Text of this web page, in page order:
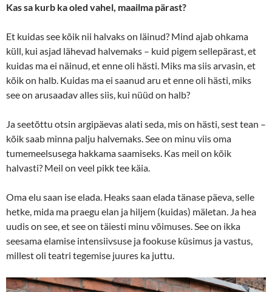
Kas sa kurb ka oled vahel, maailma pärast?
Et kuidas see kõik nii halvaks on läinud? Mind ajab ohkama
küll, kui asjad lähevad halvemaks – kuid pigem sellepärast, et
kuidas ma ei näinud, et enne oli hästi. Miks ma siis arvasin, et
kõik on halb. Kuidas ma ei saanud aru et enne oli hästi, miks
see on arusaadav alles siis, kui nüüd on halb?
Ja seetõttu otsin argipäevas alati seda, mis on hästi, sest tean –
kõik saab minna palju halvemaks. See on minu viis oma
tumemeelsusega hakkama saamiseks. Kas meil on kõik
halvasti? Meil on veel pikk tee käia.
Oma elu saan ise elada. Heaks saan elada tänase päeva, selle
hetke, mida ma praegu elan ja hiljem (kuidas) mäletan. Ja hea
uudis on see, et see on täiesti minu võimuses. See on ikka
seesama elamise intensiivsuse ja fookuse küsimus ja vastus,
millest oli teatri tegemise juures ka juttu.